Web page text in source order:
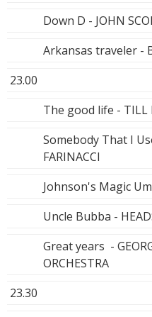
Down D - JOHN
Arkansas traveler -
23.00
The good life - TILL
Somebody That I
FARINACCI
Johnson's Magic
Uncle Bubba -
Great years -
ORCHESTRA
23.30